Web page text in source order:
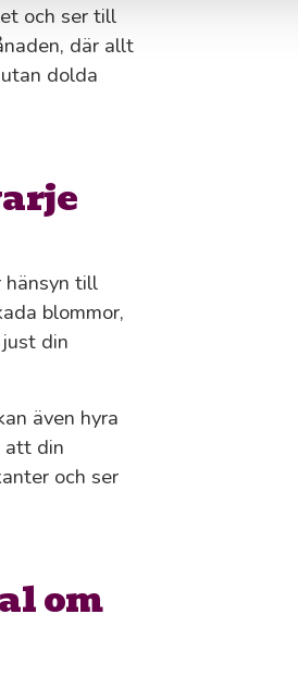
och ser till
där allt
dolda
hänsyn till
blommor,
din
även hyra
att din
och ser
om